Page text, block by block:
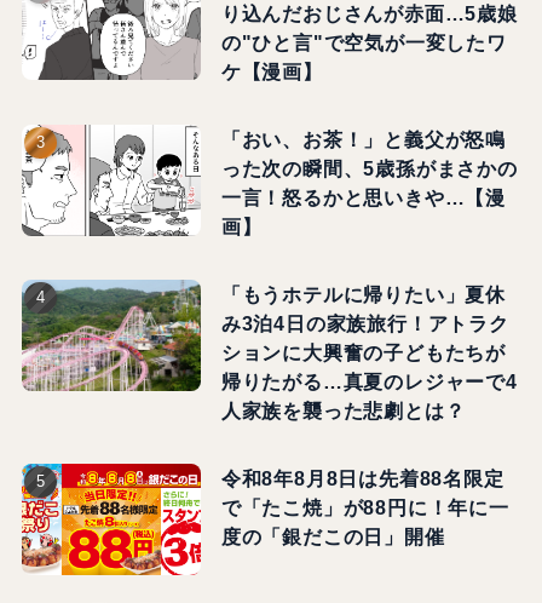
り込んだおじさんが赤面…5歳娘
の"ひと言"で空気が一変したワ
ケ【漫画】
「おい、お茶！」と義父が怒鳴
った次の瞬間、5歳孫がまさかの
一言！怒るかと思いきや…【漫
画】
「もうホテルに帰りたい」夏休
み3泊4日の家族旅行！アトラク
ションに大興奮の子どもたちが
帰りたがる…真夏のレジャーで4
人家族を襲った悲劇とは？
令和8年8月8日は先着88名限定
で「たこ焼」が88円に！年に一
度の「銀だこの日」開催